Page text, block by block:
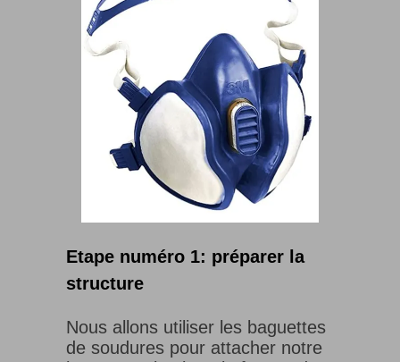
Etape numéro 1: préparer la
structure
Nous allons utiliser les baguettes
de soudures pour attacher notre